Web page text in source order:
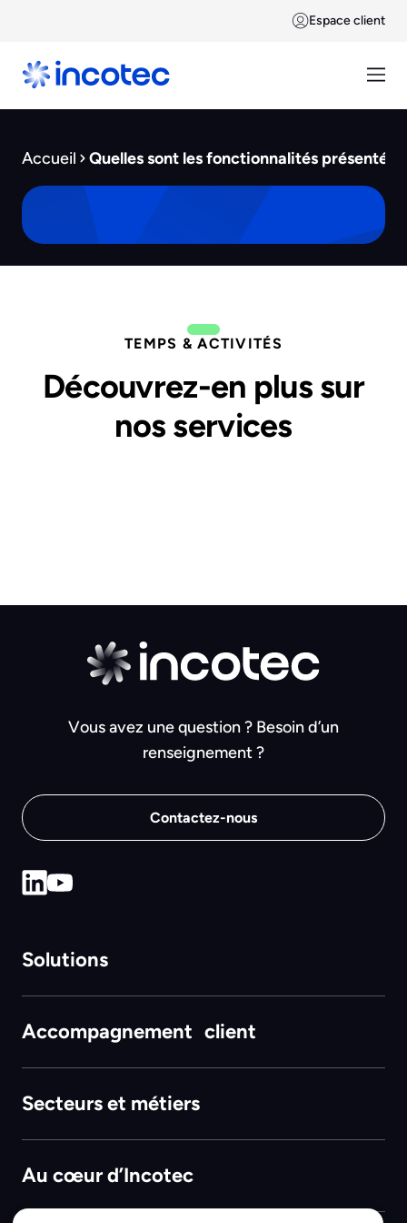
Espace client
Accueil Quelles sont les fonctionnalités
TEMPS & ACTIVITÉS
Découvrez-en plus sur
nos services
Vous avez une question ? Besoin d’un
renseignement ?
Contactez-nous
Solutions
Accompagnement client
Secteurs et métiers
Au cœur d’Incotec